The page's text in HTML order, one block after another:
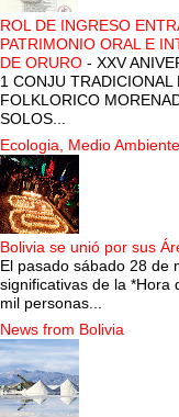
ROL DE INGRESO
PATRIMONIO ORAL E
DE ORURO - XXV
1 CONJU
FOLKLORICO
SOLOS...
Ecologia, Medio
Bolivia se unió por sus
El pasado sábado 28 de
significativas de la *Hora
mil personas...
News from Bolivia